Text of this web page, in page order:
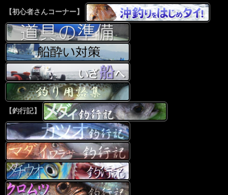
【初心者さんコーナー】
【釣行記】